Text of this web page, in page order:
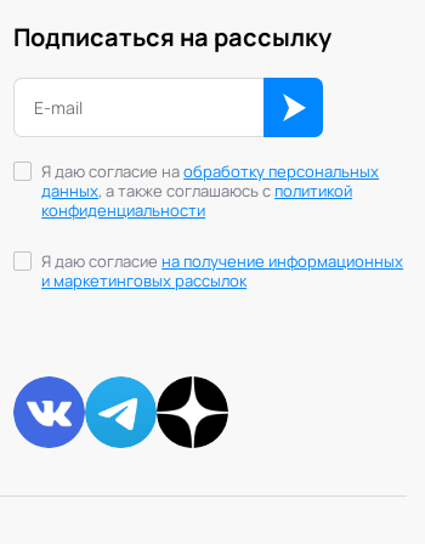
Подписаться на рассылку
Я даю согласие наобработку персональных
данных, а также соглашаюсь сполитикой
конфиденциальности
Я даю согласиена получение информационных
и маркетинговых рассылок